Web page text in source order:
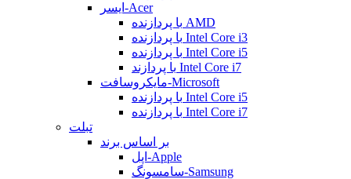
ایسر-Acer
با پردازنده AMD
با پردازنده Intel Core i3
با پردازنده Intel Core i5
با پردازند Intel Core i7
مایکروسافت-Microsoft
با پردازنده Intel Core i5
با پردازنده Intel Core i7
تبلت
بر اساس برند
اپل-Apple
سامسونگ-Samsung